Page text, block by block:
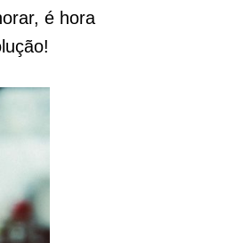
é hora